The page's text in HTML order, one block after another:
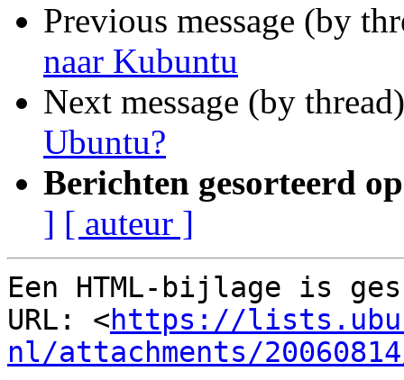
Previous message (by
naar Kubuntu
Next message (by
Ubuntu?
Berichten gesorteerd
] [ auteur ]
Een HTML-bijlage is
URL: <https://
nl/attachments/